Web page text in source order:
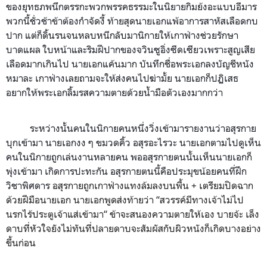
ของยุทธภพนึกตรรกะพวกพรรคธรรมะในนิยายกิมย้งอะแบบอีมาร
พวกนี้ชั่วช้าข้าต้องกำจัดงี้ ท้ายสุดนายเอกแพ้อาการสาหัสเลือดกบ
ปาก แต่ก็ดิ้นรนจนหลบหนีกลับมานิกายให้เกาฟ่างช่วยรักษา
บาดแผล ใบหน้าและริมฝีปากของจวินซูอิ่งซีดเซียวเพราะสูญเสีย
เลือดมากเกินไป นายเอกแค้นมาก บันทึกชื่อพระเอกลงบัญชีหนัง
หมาละ เกาฟ่างเลยถามจะให้ส่งคนไปฆ่ามั้ย นายเอกก็ปฏิเสธ
อยากให้พระเอกลิ้มรสความตายด้วยน้ำมือตัวเองมากกว่า
ระหว่างนั้นคนในนิกายคนหนึ่งวิ่งเข้ามารายงานว่าอสุรกาย
บุกเข้ามา นายเอกงง ๆ ขมวดคิ้ว อสุรอะไรวะ นายเอกตามไปดูเห็น
คนในนิกายถูกเล่นงานหลายคน พออสุรกายตนนั้นเห็นนายเอกก็
พุ่งเข้ามา เกิดการปะทะกัน อสุรกายตนนี้คือประมุขน้อยคนที่ฝึก
วิชาพิศดาร อสุรกายถูกเกาฟ่างแทงล้มลงบนพื้น + เตรียมปิดฉาก
ด้วยฝีมือนายเอก นายเอกพูดส่งท้ายว่า “สวรรค์มีทางเจ้าไม่ไป
นรกไร้ประตูเจ้าแส่เข้ามา“ ข้าจะสนองความตายให้เอง บายจ้ะ เล็ง
ดาบที่หัวใจยังไม่ทันที่ปลายดาบจะสัมผัสกับผิวหนังก็เกิดบางอย่าง
ขึ้นก่อน